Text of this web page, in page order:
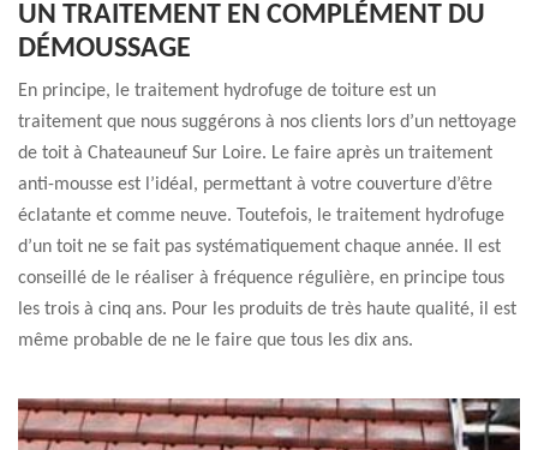
UN TRAITEMENT EN COMPLÉMENT DU
DÉMOUSSAGE
En principe, le traitement hydrofuge de toiture est un
traitement que nous suggérons à nos clients lors d’un nettoyage
de toit à Chateauneuf Sur Loire. Le faire après un traitement
anti-mousse est l’idéal, permettant à votre couverture d’être
éclatante et comme neuve. Toutefois, le traitement hydrofuge
d’un toit ne se fait pas systématiquement chaque année. Il est
conseillé de le réaliser à fréquence régulière, en principe tous
les trois à cinq ans. Pour les produits de très haute qualité, il est
même probable de ne le faire que tous les dix ans.